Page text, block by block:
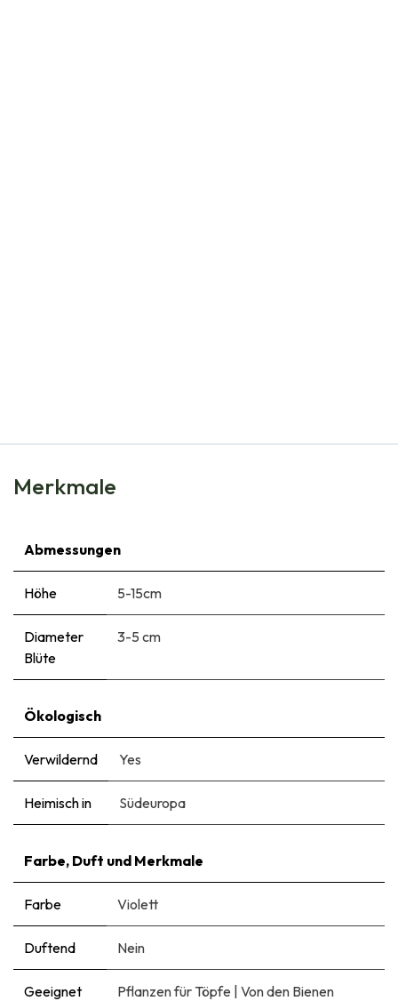
Merkmale
Abmessungen
Höhe 5-15cm
Diameter
Blüte
3-5 cm
Ökologisch
Verwildernd Yes
Heimisch in Südeuropa
Farbe, Duft und Merkmale
Farbe Violett
Duftend Nein
Geeignet
Pflanzen für Töpfe | Von den Bienen